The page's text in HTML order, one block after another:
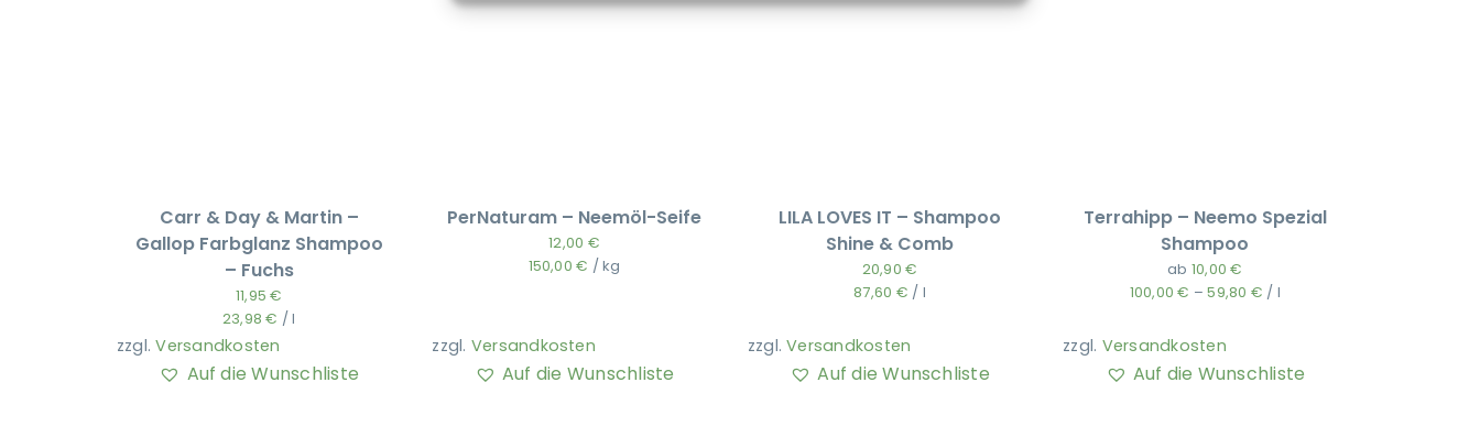
Carr & Day & Martin –
Gallop Farbglanz Shampoo
– Fuchs
11,95€
23,98€ /l
zzgl.Versandkosten
Auf die Wunschliste
PerNaturam – Neemöl-Seife
12,00 €
150,00€ /kg
zzgl. Versandkosten
Auf die Wunschliste
LILA LOVES IT – Shampoo
Shine & Comb
20,90€
87,60 € / l
zzgl.Versandkosten
Auf die Wunschliste
Terrahipp – Neemo Spezial
Shampoo
ab 10,00€
100,00€ –59,80 € / l
zzgl. Versandkosten
Auf die Wunschliste